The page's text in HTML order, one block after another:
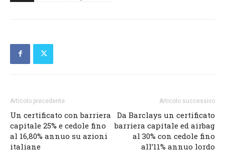
Articolo precedente
Un certificato con barriera
capitale 25% e cedole fino
al 16,80% annuo su azioni
italiane
Articolo successivo
Da Barclays un certificato
barriera capitale ed airbag
al 30% con cedole fino
all’11% annuo lordo